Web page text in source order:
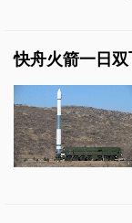
快舟火箭一日